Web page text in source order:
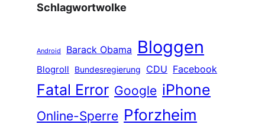
Schlagwortwolke
Android Barack Obama Bloggen
Blogroll Bundesregierung CDU Facebook
Fatal Error Google iPhone
Online-Sperre Pforzheim